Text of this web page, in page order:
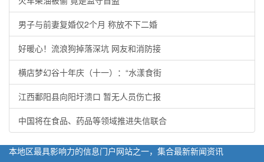
男子与前妻复婚仅2个月 称放不下二婚
好暖心！流浪狗掉落深坑 网友和消防接
横店梦幻谷十年庆（十一）：“水漾食街
江西鄱阳县向阳圩溃口 暂无人员伤亡报
中国将在食品、药品等领域推进失信联合
本地区最具影响力的信息门户网站之一，集合最新新闻资讯